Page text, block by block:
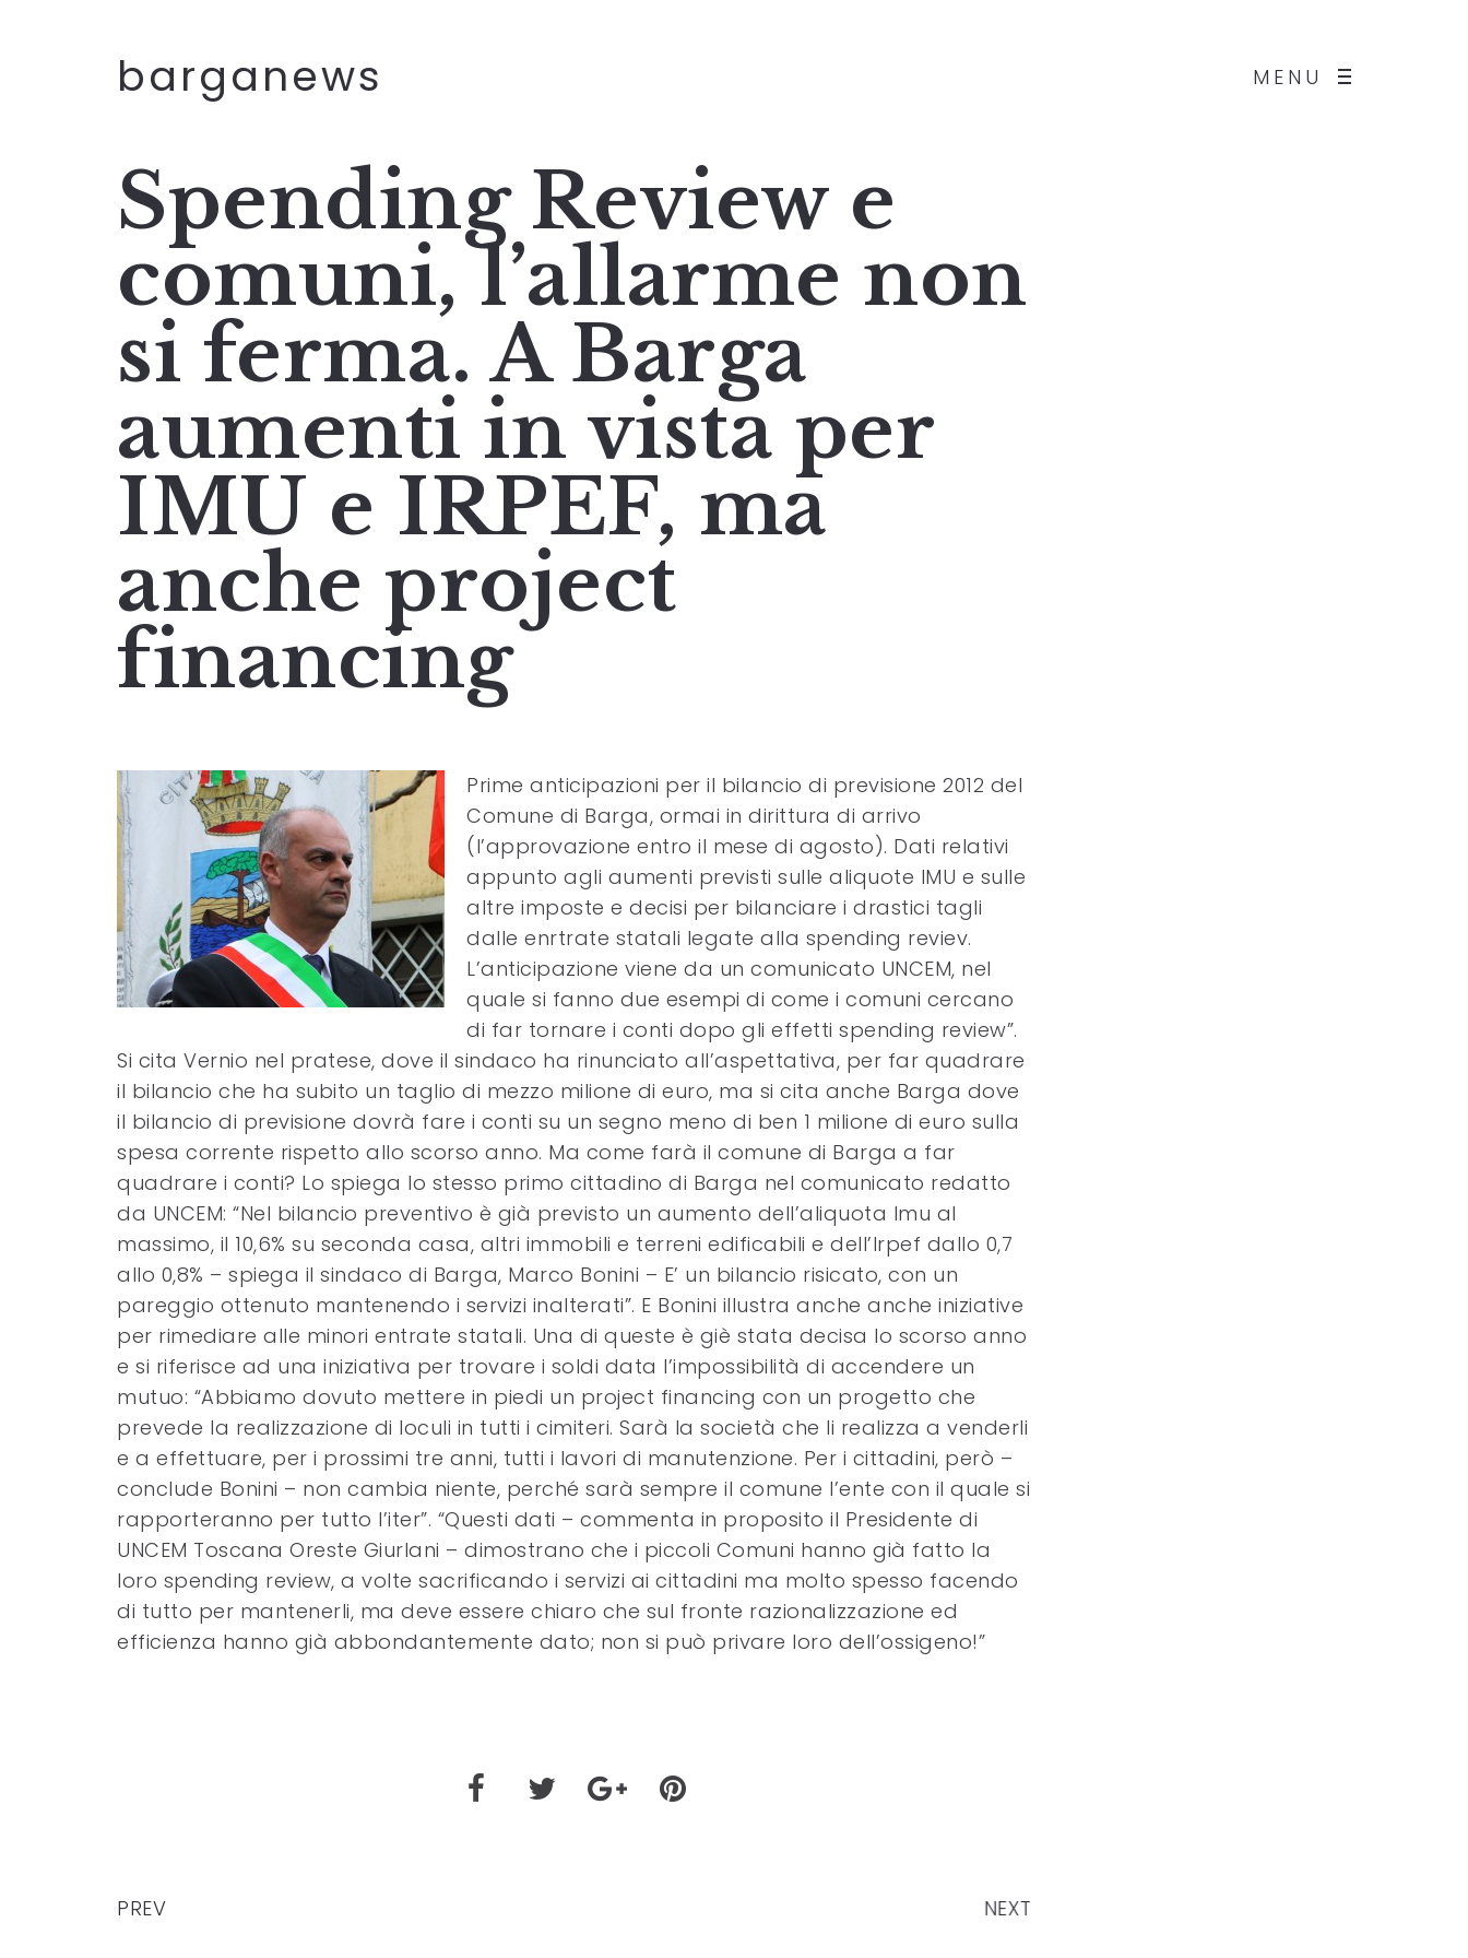
MENU
barganews
Spending Review e
comuni, l’allarme non
si ferma. A Barga
aumenti in vista per
IMU e IRPEF, ma
anche project
financing
Prime anticipazioni per il bilancio di previsione 2012 del
Comune di Barga, ormai in dirittura di arrivo
(l’approvazione entro il mese di agosto). Dati relativi
appunto agli aumenti previsti sulle aliquote IMU e sulle
altre imposte e decisi per bilanciare i drastici tagli
dalle enrtrate statali legate alla spending reviev.
L’anticipazione viene da un comunicato UNCEM, nel
quale si fanno due esempi di come i comuni cercano
di far tornare i conti dopo gli effetti spending review”.
Si cita Vernio nel pratese, dove il sindaco ha rinunciato all’aspettativa, per far quadrare
il bilancio che ha subito un taglio di mezzo milione di euro, ma si cita anche Barga dove
il bilancio di previsione dovrà fare i conti su un segno meno di ben 1 milione di euro sulla
spesa corrente rispetto allo scorso anno. Ma come farà il comune di Barga a far
quadrare i conti? Lo spiega lo stesso primo cittadino di Barga nel comunicato redatto
da UNCEM: “Nel bilancio preventivo è già previsto un aumento dell’aliquota Imu al
massimo, il 10,6% su seconda casa, altri immobili e terreni edificabili e dell’Irpef dallo 0,7
allo 0,8% – spiega il sindaco di Barga, Marco Bonini – E’ un bilancio risicato, con un
pareggio ottenuto mantenendo i servizi inalterati”. E Bonini illustra anche anche iniziative
per rimediare alle minori entrate statali. Una di queste è giè stata decisa lo scorso anno
e si riferisce ad una iniziativa per trovare i soldi data l’impossibilità di accendere un
mutuo: “Abbiamo dovuto mettere in piedi un project financing con un progetto che
prevede la realizzazione di loculi in tutti i cimiteri. Sarà la società che li realizza a venderli
e a effettuare, per i prossimi tre anni, tutti i lavori di manutenzione. Per i cittadini, però –
conclude Bonini – non cambia niente, perché sarà sempre il comune l’ente con il quale si
rapporteranno per tutto l’iter”. “Questi dati – commenta in proposito il Presidente di
UNCEM Toscana Oreste Giurlani – dimostrano che i piccoli Comuni hanno già fatto la
loro spending review, a volte sacrificando i servizi ai cittadini ma molto spesso facendo
di tutto per mantenerli, ma deve essere chiaro che sul fronte razionalizzazione ed
efficienza hanno già abbondantemente dato; non si può privare loro dell’ossigeno!”
PREV NEXT